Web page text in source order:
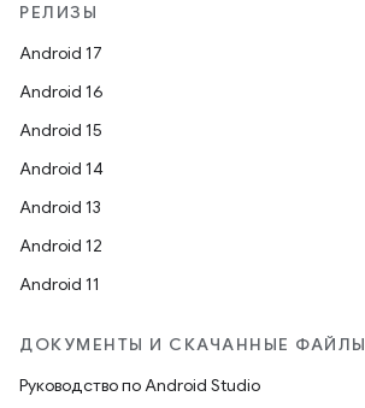
РЕЛИЗЫ
Android 17
Android 16
Android 15
Android 14
Android 13
Android 12
Android 11
ДОКУМЕНТЫ И СКАЧАННЫЕ ФАЙЛЫ
Руководство по Android Studio